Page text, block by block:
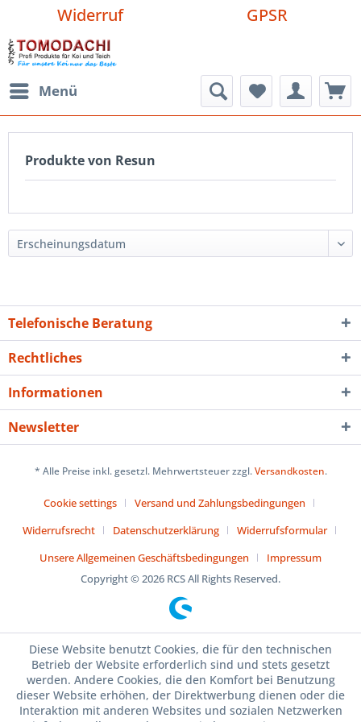
Widerruf GPSR
Menü
Produkte von Resun
Telefonische Beratung
Rechtliches
Informationen
Newsletter
* Alle Preise inkl. gesetzl. Mehrwertsteuer zzgl.Versandkosten.
Cookie settings
Versand und Zahlungsbedingungen
Widerrufsrecht
Datenschutzerklärung
Widerrufsformular
Unsere Allgemeinen Geschäftsbedingungen
Impressum
Copyright © 2026 RCS All Rights Reserved.
Diese Website benutzt Cookies, die für den technischen
Betrieb der Website erforderlich sind und stets gesetzt
werden. Andere Cookies, die den Komfort bei Benutzung
dieser Website erhöhen, der Direktwerbung dienen oder die
Interaktion mit anderen Websites und sozialen Netzwerken